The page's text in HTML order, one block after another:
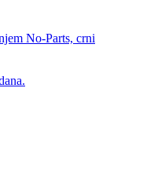
No-Parts, crni